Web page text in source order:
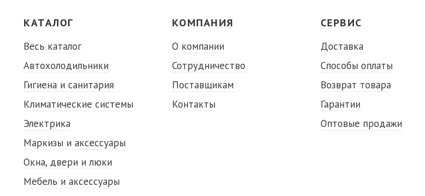
КАТАЛОГ
Весь каталог
Автохолодильники
Гигиена и санитария
Климатические системы
Электрика
Маркизы и аксессуары
Окна, двери и люки
Мебель и аксессуары
КОМПАНИЯ
О компании
Сотрудничество
Поставщикам
Контакты
СЕРВИС
Доставка
Способы оплаты
Возврат товара
Гарантии
Оптовые продажи